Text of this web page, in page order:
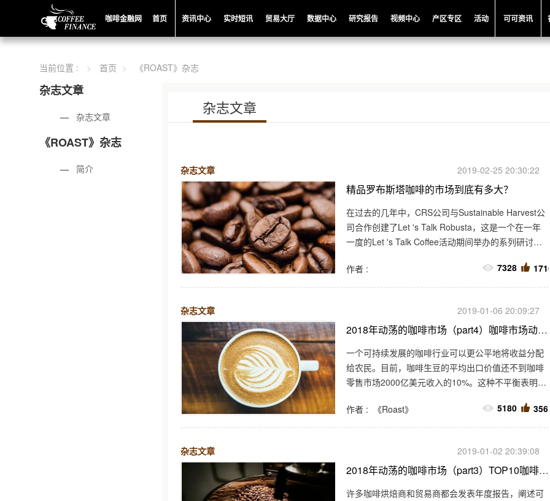
咖啡金融网 首页 资讯中心 实时短讯 贸易大厅 数据中心 研究报告 视频中心 产区专区 活动 可可资讯
当前位置 : 首页 《ROAST》杂志
杂志文章
— 杂志文章
《ROAST》杂志
— 简介
杂志文章
杂志文章 2019-02-25 20:30:22
精品罗布斯塔咖啡的市场到底有多大？
在过去的几年中，CRS公司与Sustainable Harvest公
司合作创建了Let 's Talk Robusta，这是一个在一年
一度的Let 's Talk Coffee活动期间举办的系列研讨
作者 :
7328
杂志文章 2019-01-06 20:09:27
2018年动荡的咖啡市场（part4）咖啡市场动荡因素
一个可持续发展的咖啡行业可以更公平地将收益分配
给农民。目前，咖啡生豆的平均出口价值还不到咖啡
零售市场2000亿美元收入的10%。这种不平衡表明，
作者 : 《Roast》
5180 356
杂志文章 2019-01-02 20:39:08
2018年动荡的咖啡市场（part3）TOP10咖啡烘焙商和TOP5贸易商可持续性发展政策和实践概述
许多咖啡烘焙商和贸易商都会发表年度报告，阐述可